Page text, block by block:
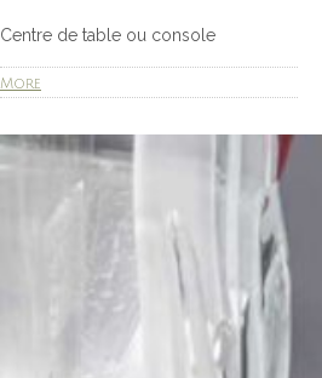
Centre de table ou console
More